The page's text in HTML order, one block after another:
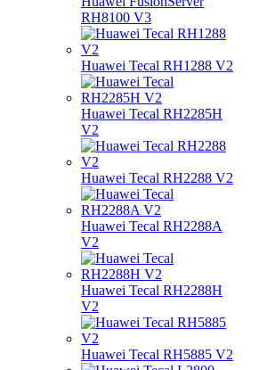
RH8100 V3
Huawei Tecal RH1288 V2
Huawei Tecal RH2285H
V2
Huawei Tecal RH2288 V2
Huawei Tecal RH2288A
V2
Huawei Tecal RH2288H
V2
Huawei Tecal RH5885 V2